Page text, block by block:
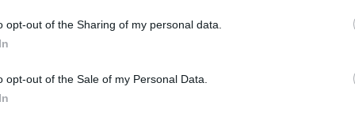
opt-out of the Sharing of my personal data.
opt-out of the Sale of my Personal Data.
by step μετατροπή τον βρήκα